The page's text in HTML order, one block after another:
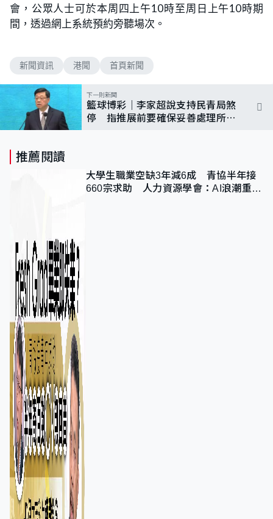
會，公眾人士可於本周四上午10時至周日上午10時期
間，透過網上系統預約旁聽場次。
新聞資訊 港聞 首頁新聞
下一則新聞
籃球博彩｜李家超說支持民青局煞
停 指推展前要確保妥善處理所有
推薦閱讀
大學生職業空缺3年減6成 青協半年接
660宗求助 人力資源學會：AI浪潮重整